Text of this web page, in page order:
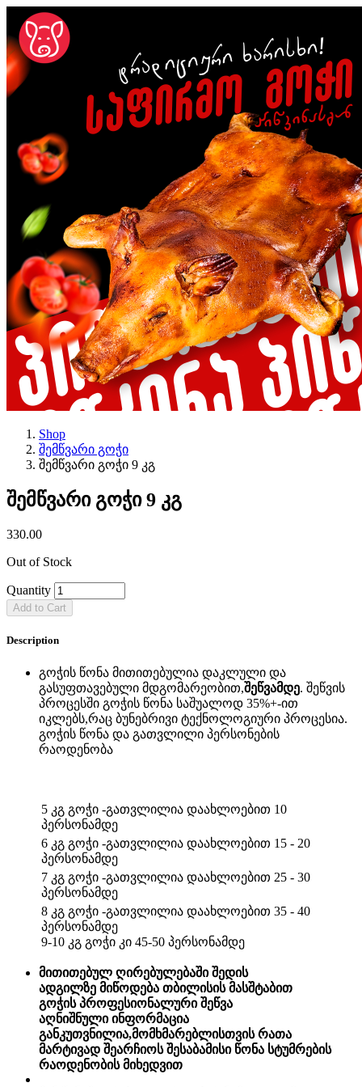
Shop
შემწვარი გოჭი
შემწვარი გოჭი 9 კგ
შემწვარი გოჭი 9 კგ
330.00
Out of Stock
Quantity
Add to Cart
Description
გოჭის წონა მითითებულია დაკლული და
გასუფთავებული მდგომარეობით,შეწვამდე. შეწვის
პროცესში გოჭის წონა საშუალოდ 35%+-ით
იკლებს,რაც ბუნებრივი ტექნოლოგიური პროცესია.
გოჭის წონა და გათვლილი პერსონების
რაოდენობა
5 კგ გოჭი -გათვლილია დაახლოებით 10
პერსონამდე
6 კგ გოჭი -გათვლილია დაახლოებით 15 - 20
პერსონამდე
7 კგ გოჭი -გათვლილია დაახლოებით 25 - 30
პერსონამდე
8 კგ გოჭი -გათვლილია დაახლოებით 35 - 40
პერსონამდე
9-10 კგ გოჭი კი 45-50 პერსონამდე
მითითებულ ღირებულებაში შედის
ადგილზე მიწოდება თბილისის მასშტაბით
გოჭის პროფესიონალური შეწვა
აღნიშნული ინფორმაცია
განკუთვნილია,მომხმარებლისთვის რათა
მარტივად შეარჩიოს შესაბამისი წონა სტუმრების
რაოდენობის მიხედვით